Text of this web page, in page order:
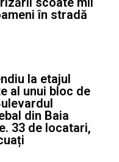
în stradă
la etajul
al unui bloc de
din Baia
33 de locatari,